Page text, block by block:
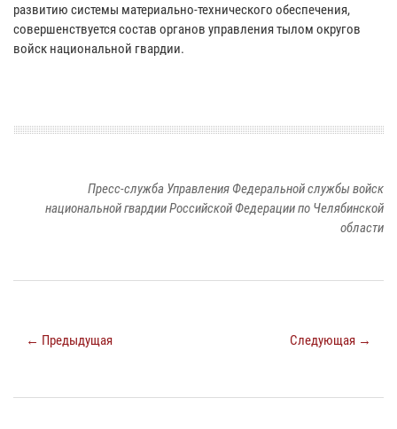
развитию системы материально-технического обеспечения,
совершенствуется состав органов управления тылом округов
войск национальной гвардии.
Пресс-служба Управления Федеральной службы войск
национальной гвардии Российской Федерации по Челябинской
области
← Предыдущая Следующая →